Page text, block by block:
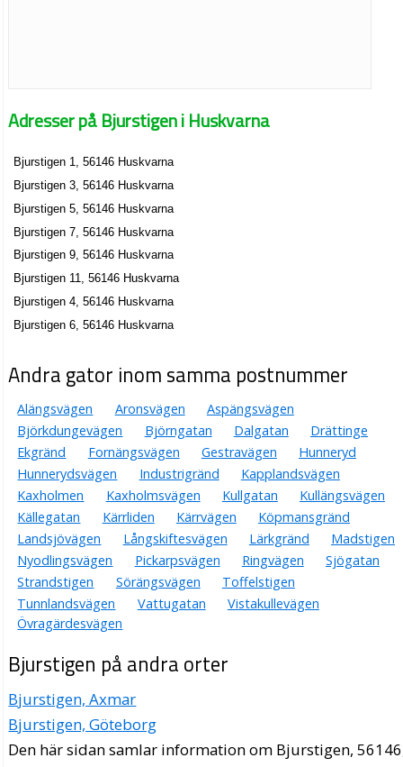
Adresser på Bjurstigen i Huskvarna
Bjurstigen 1, 56146 Huskvarna
Bjurstigen 3, 56146 Huskvarna
Bjurstigen 5, 56146 Huskvarna
Bjurstigen 7, 56146 Huskvarna
Bjurstigen 9, 56146 Huskvarna
Bjurstigen 11, 56146 Huskvarna
Bjurstigen 4, 56146 Huskvarna
Bjurstigen 6, 56146 Huskvarna
Andra gator inom samma postnummer
Alängsvägen Aronsvägen
Aspängsvägen
Björkdungevägen
Björngatan Dalgatan
Drättinge
Ekgränd
Fornängsvägen Gestravägen
Hunneryd
Hunnerydsvägen
Industrigränd
Kapplandsvägen
Kaxholmen
Kaxholmsvägen Kullgatan
Kullängsvägen
Källegatan
Kärrliden Kärrvägen
Köpmansgränd
Landsjövägen
Långskiftesvägen Lärkgränd
Madstigen
Nyodlingsvägen
Pickarpsvägen Ringvägen
Sjögatan
Strandstigen
Sörängsvägen
Toffelstigen
Tunnlandsvägen
Vattugatan
Vistakullevägen
Övragärdesvägen
Bjurstigen på andra orter
Bjurstigen, Axmar
Bjurstigen, Göteborg
Den här sidan samlar information om Bjurstigen,